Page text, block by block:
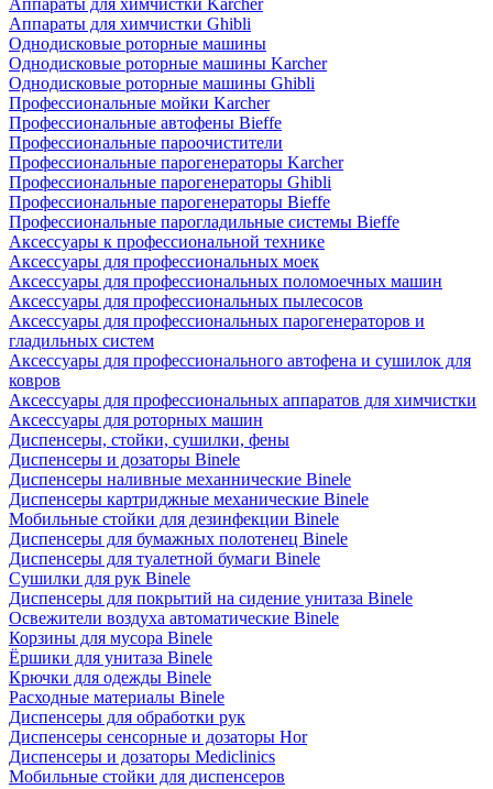
Аппараты для химчистки Karcher
Аппараты для химчистки Ghibli
Однодисковые роторные машины
Однодисковые роторные машины Karcher
Однодисковые роторные машины Ghibli
Профессиональные мойки Karcher
Профессиональные автофены Bieffe
Профессиональные пароочистители
Профессиональные парогенераторы Karcher
Профессиональные парогенераторы Ghibli
Профессиональные парогенераторы Bieffe
Профессиональные парогладильные системы Bieffe
Аксессуары к профессиональной технике
Аксессуары для профессиональных моек
Аксессуары для профессиональных поломоечных машин
Аксессуары для профессиональных пылесосов
Аксессуары для профессиональных парогенераторов и
гладильных систем
Аксессуары для профессионального автофена и сушилок для
ковров
Аксессуары для профессиональных аппаратов для химчистки
Аксессуары для роторных машин
Диспенсеры, стойки, сушилки, фены
Диспенсеры и дозаторы Binele
Диспенсеры наливные механнические Binele
Диспенсеры картриджные механические Binele
Мобильные стойки для дезинфекции Binele
Диспенсеры для бумажных полотенец Binele
Диспенсеры для туалетной бумаги Binele
Сушилки для рук Binele
Диспенсеры для покрытий на сидение унитаза Binele
Освежители воздуха автоматические Binele
Корзины для мусора Binele
Ёршики для унитаза Binele
Крючки для одежды Binele
Расходные материалы Binele
Диспенсеры для обработки рук
Диспенсеры сенсорные и дозаторы Hor
Диспенсеры и дозаторы Mediclinics
Мобильные стойки для диспенсеров